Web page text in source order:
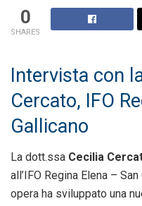
0
SHARES
Intervista con
Cercato, IFO
Gallicano
La dott.ssa Cecilia
all’IFO Regina Elena –
opera ha sviluppato una